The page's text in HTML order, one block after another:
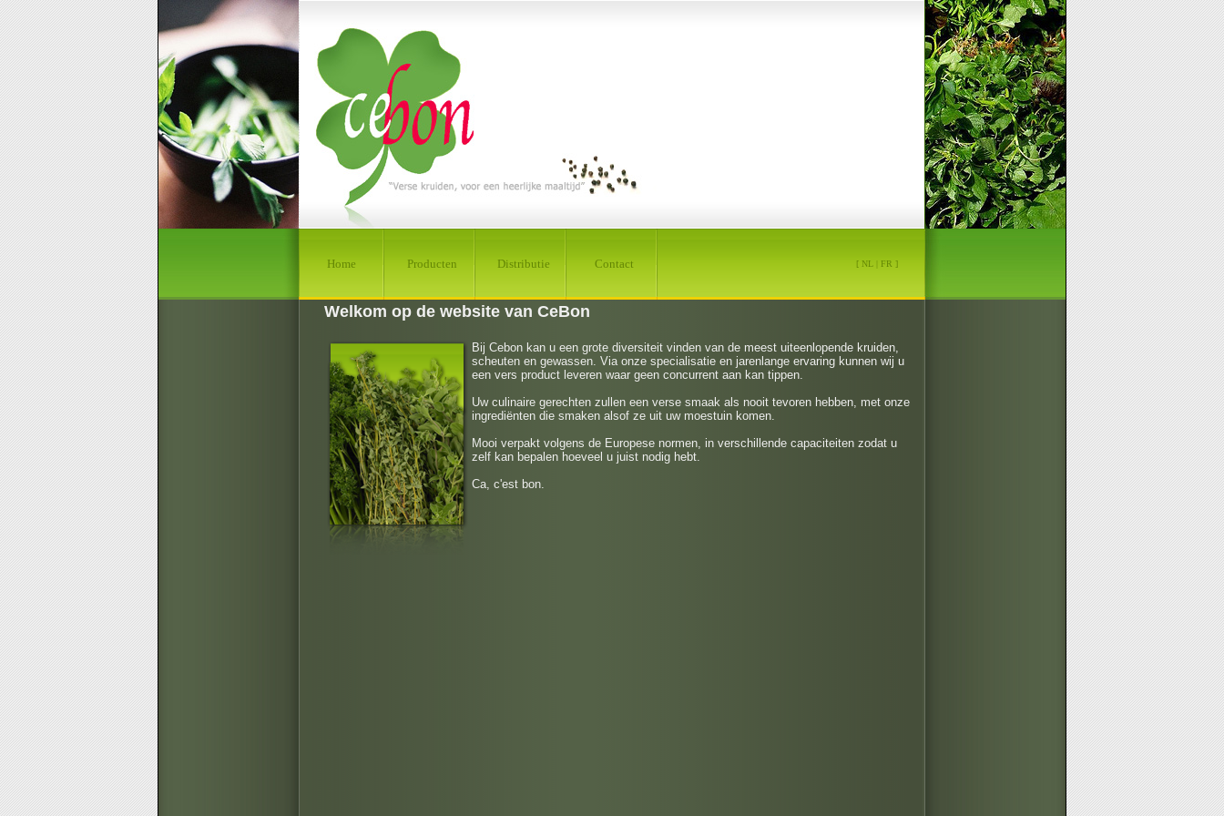
Home Producten Distributie Contact [ NL FR ]
Welkom op de website van CeBon
Bij Cebon kan u een grote diversiteit vinden van de meest uiteenlopende kruiden,
scheuten en gewassen. Via onze specialisatie en jarenlange ervaring kunnen wij u
een vers product leveren waar geen concurrent aan kan tippen.
Uw culinaire gerechten zullen een verse smaak als nooit tevoren hebben, met onze
ingrediënten die smaken alsof ze uit uw moestuin komen.
Mooi verpakt volgens de Europese normen, in verschillende capaciteiten zodat u
zelf kan bepalen hoeveel u juist nodig hebt.
Ca, c'est bon.